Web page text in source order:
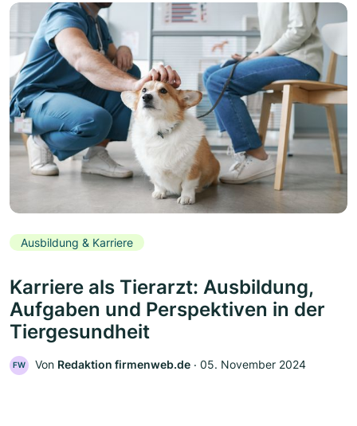
Ausbildung & Karriere
Karriere als Tierarzt: Ausbildung,
Aufgaben und Perspektiven in der
Tiergesundheit
FW Von Redaktion firmenweb.de ‧ 05. November 2024